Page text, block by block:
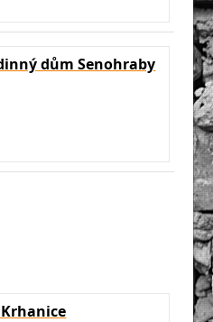
dům Senohraby
Krhanice